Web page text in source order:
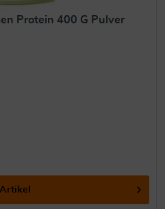
Protein 400 G Pulver